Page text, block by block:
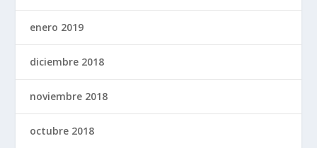
enero 2019
diciembre 2018
noviembre 2018
octubre 2018